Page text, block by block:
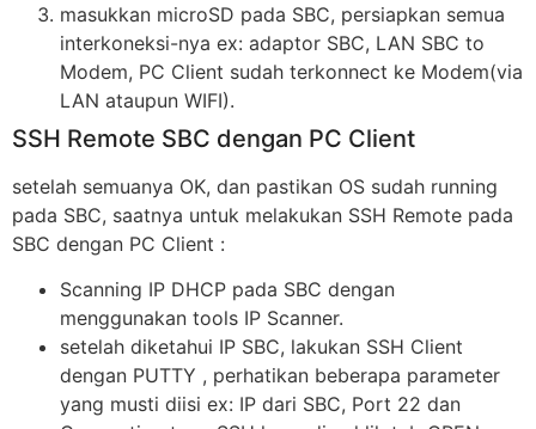
masukkan microSD pada SBC, persiapkan semua
interkoneksi-nya ex: adaptor SBC, LAN SBC to
Modem, PC Client sudah terkonnect ke Modem(via
LAN ataupun WIFI).
SSH Remote SBC dengan PC Client
setelah semuanya OK, dan pastikan OS sudah running
pada SBC, saatnya untuk melakukan SSH Remote pada
SBC dengan PC Client :
Scanning IP DHCP pada SBC dengan
menggunakan tools IP Scanner.
setelah diketahui IP SBC, lakukan SSH Client
dengan PUTTY , perhatikan beberapa parameter
yang musti diisi ex: IP dari SBC, Port 22 dan